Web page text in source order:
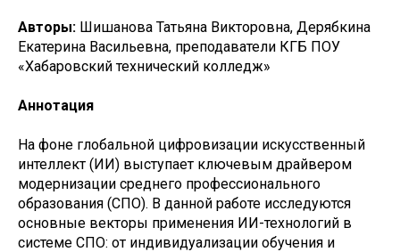
Авторы: Шишанова Татьяна Викторовна, Дерябкина
Екатерина Васильевна, преподаватели КГБ ПОУ
«Хабаровский технический колледж»
Аннотация
На фоне глобальной цифровизации искусственный
интеллект (ИИ) выступает ключевым драйвером
модернизации среднего профессионального
образования (СПО). В данной работе исследуются
основные векторы применения ИИ-технологий в
системе СПО: от индивидуализации обучения и